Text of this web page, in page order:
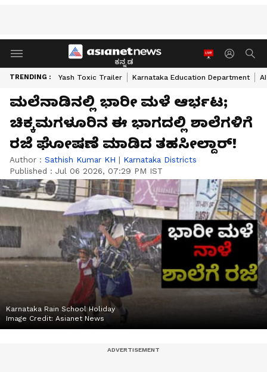
ಕನ್ನಡ
TRENDING : Yash Toxic Trailer Karnataka Education Department
ಮಲೆನಾಡಿನಲ್ಲಿ ಭಾರೀ ಮಳೆ ಆರ್ಭಟ;
ಚಿಕ್ಕಮಗಳೂರಿನ ಈ ಭಾಗದಲ್ಲಿ ಶಾಲೆಗಳಿಗೆ
ರಜೆ ಘೋಷಣೆ ಮಾಡಿದ ತಹಸೀಲ್ದಾರ್!
Author : Sathish Kumar KH | Karnataka Districts
Published : Jul 06 2026, 07:29 PM IST
Karnataka Rain School Holiday
Image Credit: Asianet News